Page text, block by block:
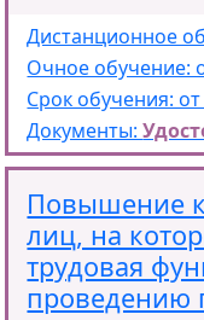
Дистанционное
Очное обучение:
Срок обучения:
Документы:
Повышение
лиц, на
трудовая
проведению